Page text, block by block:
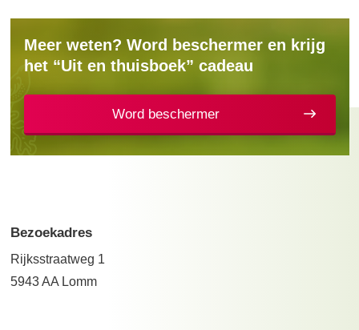
Meer weten? Word beschermer en krijg
het “Uit en thuisboek” cadeau
Word beschermer
Bezoekadres
Rijksstraatweg 1
5943 AA Lomm